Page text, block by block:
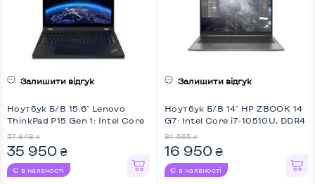
Залишити відгук
Ноутбук Б/В 15.6" Lenovo
ThinkPad P15 Gen 1: Intel Core
3000, IPS, Full HD, Key Light
37 842 ₴
35 950 ₴
Є в наявності
Залишити відгук
Ноутбук Б/В 14" HP ZBOOK 14
G7: Intel Core i7-10510U, DDR4
24 565 ₴
16 950 ₴
Є в наявності